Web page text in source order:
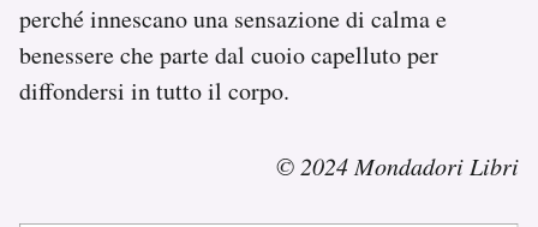
perché innescano una sensazione di calma e
benessere che parte dal cuoio capelluto per
diffondersi in tutto il corpo.
© 2024 Mondadori Libri